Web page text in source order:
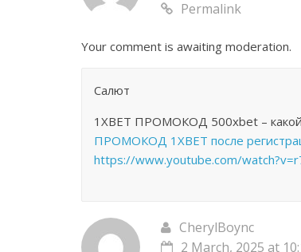
Permalink
Your comment is awaiting moderation.
Салют
1XBET ПРОМОКОД 500xbet –
ПРОМОКОД 1XBET после
https://www.youtube.com/
CherylBoync
2 March, 2025 at